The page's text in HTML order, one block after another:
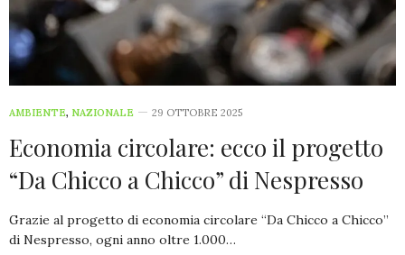
AMBIENTE, NAZIONALE 29 OTTOBRE 2025
Economia circolare: ecco il progetto
“Da Chicco a Chicco” di Nespresso
Grazie al progetto di economia circolare “Da Chicco a Chicco”
di Nespresso, ogni anno oltre 1.000…